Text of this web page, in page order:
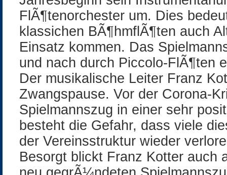
FlÃ¶tenorchester um. Dies
klassichen BÃ¶hmflÃ¶ten auch
Einsatz kommen. Das
und nach durch Piccolo-FlÃ¶ten
Der musikalische Leiter Franz
Zwangspause. Vor der Corona-
Spielmannszug in einer sehr
besteht die Gefahr, dass viele
der Vereinsstruktur wieder
Besorgt blickt Franz Kotter auch